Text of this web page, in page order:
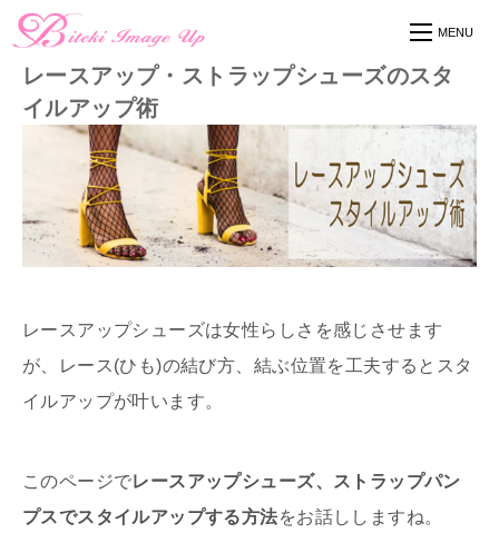
レースアップ・ストラップシューズのスタ
イルアップ術
レースアップシューズは女性らしさを感じさせます
が、レース(ひも)の結び方、結ぶ位置を工夫するとスタ
イルアップが叶います。
このページでレースアップシューズ、ストラップパン
プスでスタイルアップする方法をお話ししますね。